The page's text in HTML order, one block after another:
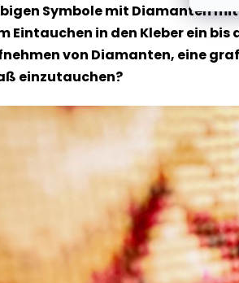
Symbole mit Diamanten
Eintauchen in den Kleber ein
von Diamanten, eine
einzutauchen?